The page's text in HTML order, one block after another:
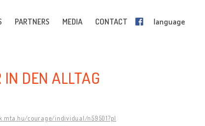
PARTNERS MEDIA CONTACT language
IN DEN ALLTAG
courage/individual/n59501?pl